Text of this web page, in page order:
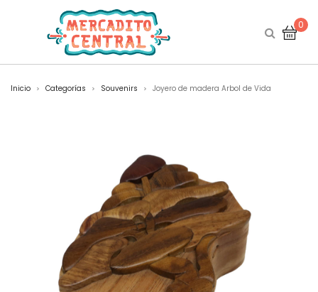
0
Inicio > Categorías > Souvenirs > Joyero de madera Arbol de Vida